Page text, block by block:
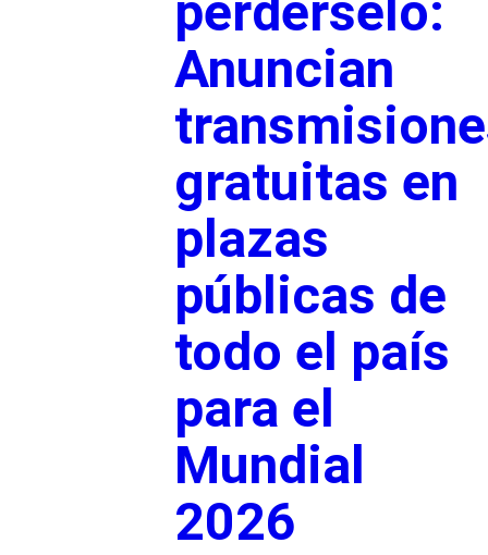
perderselo:
Anuncian
gratuitas en
plazas
públicas de
todo el país
para el
Mundial
2026